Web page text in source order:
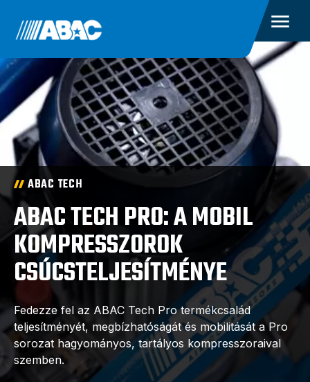
ABAC TECH
ABAC TECH PRO: A MOBIL
KOMPRESSZOROK
CSÚCSTELJESÍTMÉNYE
Fedezze fel az ABAC Tech Pro termékcsalád
teljesítményét, megbízhatóságát és mobilitását a Pro
sorozat hagyományos, tartályos kompresszoraival
szemben.